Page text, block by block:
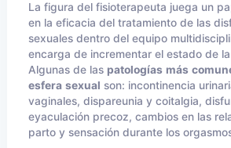
La figura del fisioterapeuta juega un
en la eficacia del tratamiento de las
sexuales dentro del equipo
encarga de incrementar el estado de
Algunas de las patologías más
esfera sexual son: incontinencia
vaginales, dispareunia y coitalgia,
eyaculación precoz, cambios en las
parto y sensación durante los